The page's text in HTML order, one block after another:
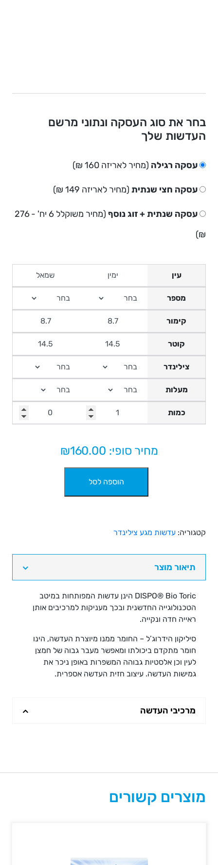
בחר את סוג העסקה ונתוני מרשם
העדשות שלך
עסקה רגילה (מחיר לאריזה 160 ₪)
עסקה חצי שנתית (מחיר לאריזה 149 ₪)
עסקה שנתית + זוג נוסף
(מחיר משוקלל 6 יח' - 276
₪)
עין
מספר
קימור
קוטר
צילינדר
מעלות
כמות
מחיר סופי: ₪ 160.00
חודשיות
Bio
Toric
3pck
הוספה לסל
קטגוריה: עדשות מגע צילינדר
תיאור מוצר
DISPO® Bio Toric הינן עדשות המפותחות במיטב
הטכנולוגייה החדשנית ובכך מעניקות למרכיבים אותן
ראייה חדה ונקייה.
סיליקון הידרוג’ל – החומר ממנו מיוצרת העדשה, הינו
חומר מתקדם ביכולתו ומאפשר מעבר גבוה של חמצן
לעין וכן אלסטיות גבוהה המשפרות באופן ניכר את
גמישות העדשה. עיצוב חזית העדשה אספרית.
מרכיבי העדשה
מוצרים קשורים